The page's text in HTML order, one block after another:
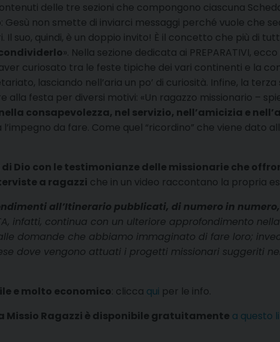
delle tre sezioni che compongono ciascuna
non smette di inviarci messaggi perché vuole che
suo, quindi, è un doppio invito! È il concetto che più di
». Nella sezione dedicata ai PREPARATIVI, ecco
curiosato tra le feste tipiche dei vari continenti e la
lasciando nell’aria un po’ di curiosità. Infine, la terza
alla festa per diversi motivi: «Un ragazzo missionario –
consapevolezza, nel servizio, nell’amicizia e
da fare. Come quel “ricordino” che viene
Dio con le testimonianze delle missionarie che
a ragazzi che in un video raccontano la propria
all’Itinerario pubblicati, di numero in numero,
infatti, continua con un ulteriore approfondimento
domande che abbiamo immaginato di fare loro;
dove vengono attuati i progetti missionari suggeriti
e molto economico: clicca qui per le info.
Missio Ragazzi è disponibile gratuitamente a questo